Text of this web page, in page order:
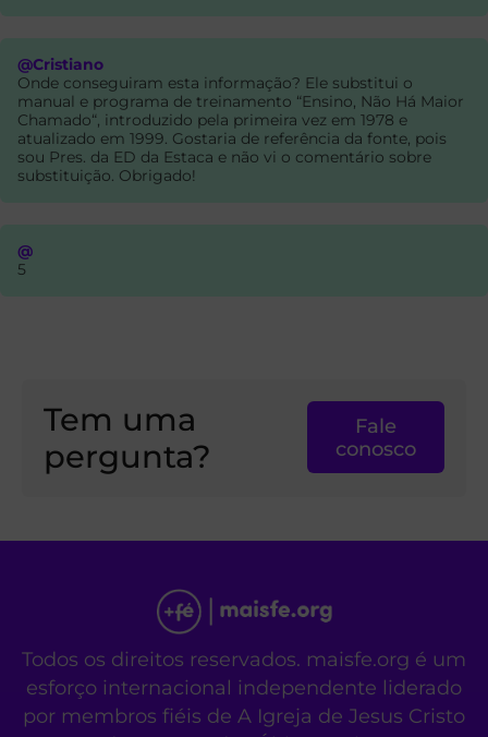
@Cristiano
Onde conseguiram esta informação? Ele substitui o
manual e programa de treinamento “Ensino, Não Há Maior
Chamado“, introduzido pela primeira vez em 1978 e
atualizado em 1999. Gostaria de referência da fonte, pois
sou Pres. da ED da Estaca e não vi o comentário sobre
substituição. Obrigado!
@
5
Tem uma
pergunta?
Fale
conosco
Todos os direitos reservados. maisfe.org é um
esforço internacional independente liderado
por membros fiéis de A Igreja de Jesus Cristo